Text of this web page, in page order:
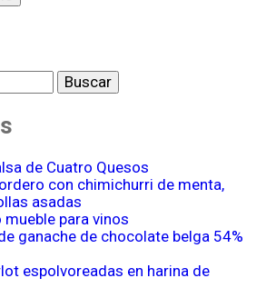
de Cuatro Quesos
con chimichurri de menta,
asadas
mueble para vinos
ganache de chocolate belga 54%
espolvoreadas en harina de